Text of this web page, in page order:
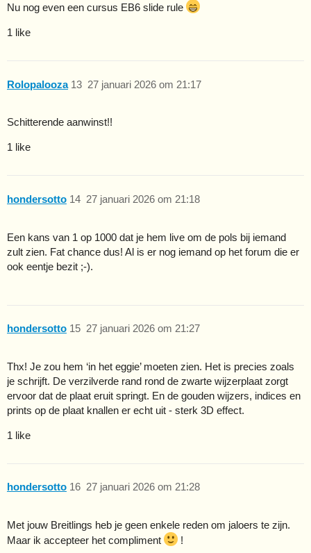
Nu nog even een cursus EB6 slide rule
1 like
Rolopalooza 27 januari 2026 om 21:17
13
Schitterende aanwinst!!
1 like
hondersotto 27 januari 2026 om 21:18
14
Een kans van 1 op 1000 dat je hem live om de pols bij iemand
zult zien. Fat chance dus! Al is er nog iemand op het forum die er
ook eentje bezit ;-).
hondersotto 27 januari 2026 om 21:27
15
Thx! Je zou hem ‘in het eggie’ moeten zien. Het is precies zoals
je schrijft. De verzilverde rand rond de zwarte wijzerplaat zorgt
ervoor dat de plaat eruit springt. En de gouden wijzers, indices en
prints op de plaat knallen er echt uit - sterk 3D effect.
1 like
hondersotto 27 januari 2026 om 21:28
16
Met jouw Breitlings heb je geen enkele reden om jaloers te zijn.
Maar ik accepteer het compliment
!